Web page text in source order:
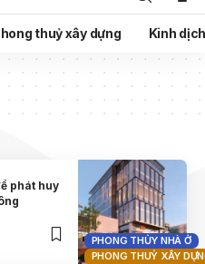
thuỷ xây dựng Kinh
PHONG THỦY NHÀ Ở
PHONG THUỶ XÂY
phát huy